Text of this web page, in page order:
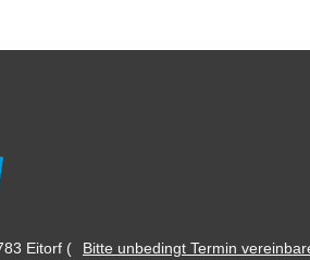
Eitorf (
Bitte unbedingt Termin